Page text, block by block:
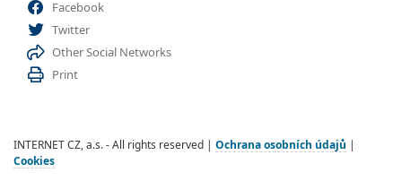
Facebook
Twitter
Other Social Networks
Print
INTERNET CZ, a.s. - All rights reserved | Ochrana osobních údajů
Cookies